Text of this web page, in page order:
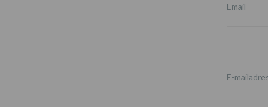
Email
E-